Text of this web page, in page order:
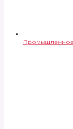
Промышленное